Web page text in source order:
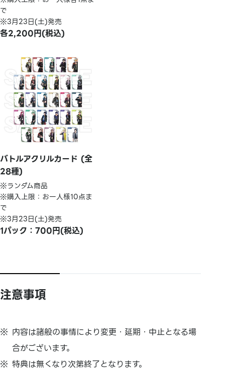
で
※3月23日(土)発売
各2,200円(税込)
バトルアクリルカード (全
28種)
※ランダム商品
※購入上限：お一人様10点ま
で
※3月23日(土)発売
1パック：700円(税込)
注意事項
内容は諸般の事情により変更・延期・中止となる場
合がございます。
特典は無くなり次第終了となります。